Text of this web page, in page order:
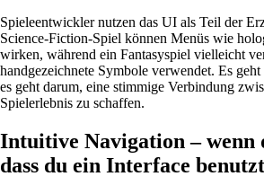
Spieleentwickler nutzen das UI als Teil der
Science-Fiction-Spiel können Menüs wie
wirken, während ein Fantasyspiel vielleicht
handgezeichnete Symbole verwendet. Es
es geht darum, eine stimmige Verbindung
Spielerlebnis zu schaffen.
Intuitive Navigation – wenn
dass du ein Interface benutzt